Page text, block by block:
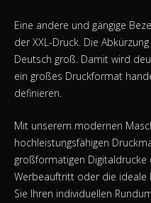
Eine andere und gängige
der XXL-Druck. Die
Deutsch groß. Damit wird
ein großes Druckformat
definieren.
Mit unserem modernen
hochleistungsfähigen
großformatigen
Werbeauftritt oder die ideale
Sie Ihren individuellen